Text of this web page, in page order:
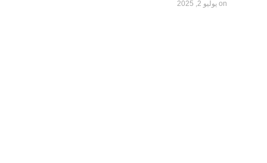
on يوليو 2, 2025